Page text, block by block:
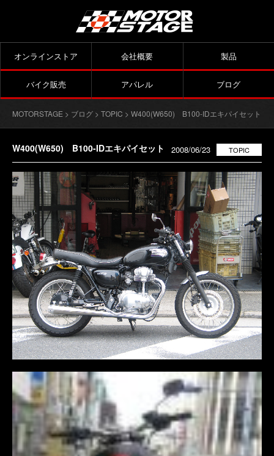
オンラインストア 会社概要 製品
バイク販売 アパレル ブログ
MOTORSTAGE > ブログ > TOPIC > W400(W650) B100-IDエキパイセット
W400(W650) B100-IDエキパイセット TOPIC
2008/06/23